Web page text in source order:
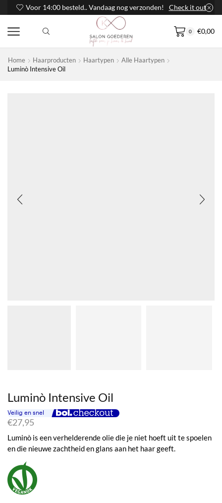
Voor 14:00 besteld.. Vandaag nog verzonden! Check it out
0 €0,00
Home Haarproducten Haartypen
Alle Haartypen
Luminò Intensive Oil
Luminò Intensive Oil
€27,95
Luminò is een verhelderende olie die je niet hoeft uit te spoelen
en die nieuwe zachtheid en glans aan het haar geeft.